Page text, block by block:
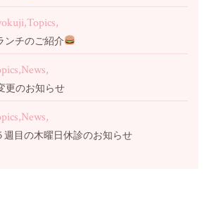
ンチのご紹介
更のお知らせ
週目の木曜日休診のお知らせ